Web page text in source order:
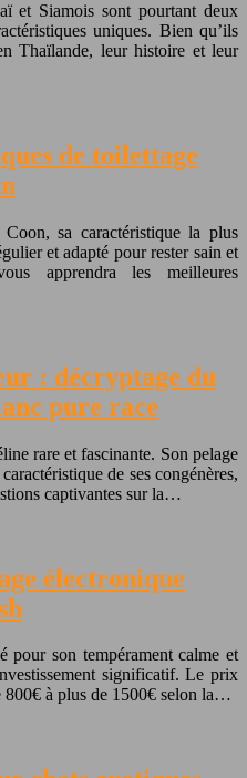
et Siamois sont pourtant deux
uniques. Bien qu’ils
Thaïlande, leur histoire et leur
de toilettage
sa caractéristique la plus
et adapté pour rester sain et
apprendra les meilleures
: décryptage du
pure race
rare et fascinante. Son pelage
de ses congénères,
captivantes sur la…
électronique
son tempérament calme et
significatif. Le prix
800€ à plus de 1500€ selon la…